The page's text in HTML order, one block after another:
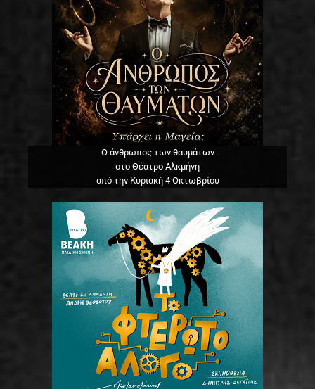
Ο άνθρωπος των θαυμάτων
στο Θέατρο Αλκμήνη
από την Κυριακή 4 Οκτωβρίου